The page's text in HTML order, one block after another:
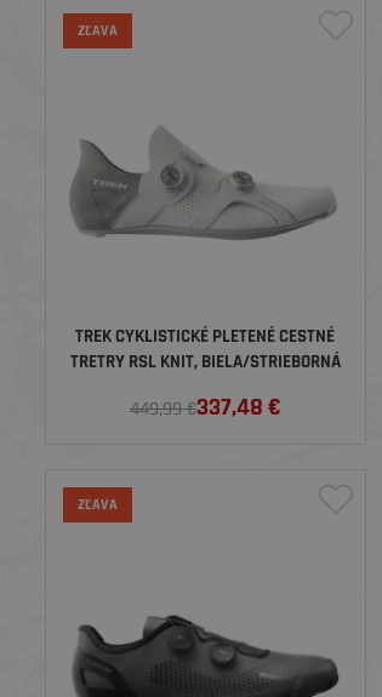
ZĽAVA
TREK CYKLISTICKÉ PLETENÉ CESTNÉ
TRETRY RSL KNIT, BIELA/STRIEBORNÁ
449,99 €337,48€
ZĽAVA